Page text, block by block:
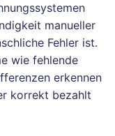
manueller
Fehler ist.
wie fehlende
erkennen
korrekt bezahlt